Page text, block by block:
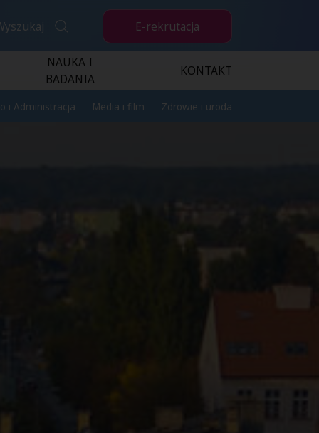
E-rekrutacja
NAUKA I
BADANIA
KONTAKT
i Administracja Media i film Zdrowie i uroda